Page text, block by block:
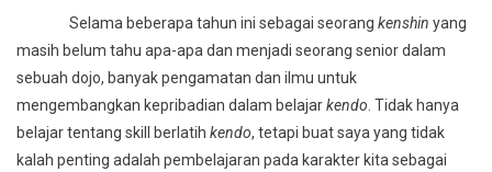
Selama beberapa tahun ini sebagai seorang kenshin yang
masih belum tahu apa-apa dan menjadi seorang senior dalam
sebuah dojo, banyak pengamatan dan ilmu untuk
mengembangkan kepribadian dalam belajarkendo . Tidak hanya
belajar tentang skill berlatih kendo, tetapi buat saya yang tidak
kalah penting adalah pembelajaran pada karakter kita sebagai